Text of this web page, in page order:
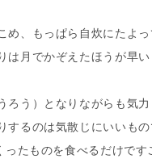
、もっぱら自炊にたよ
月でかぞえたほうが早
う）となりながらも気
するのは気散じにいいも
ったものを食べるだけで